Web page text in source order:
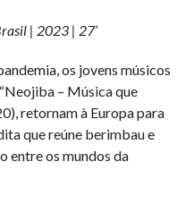
| 2023 | 27’
os jovens músicos
– Música que
retornam à Europa para
que reúne berimbau e
entre os mundos da